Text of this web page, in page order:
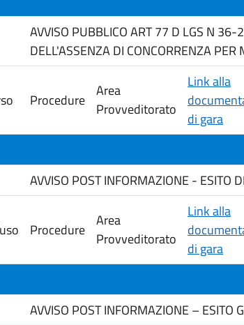
AVVISO PUBBLICO ART 77 D LGS N 36-
DELL'ASSENZA DI CONCORRENZA PER
Procedure
Area
Provveditorato
Link alla
di gara
AVVISO POST INFORMAZIONE - ESITO
Procedure
Area
Provveditorato
Link alla
di gara
AVVISO POST INFORMAZIONE – ESITO